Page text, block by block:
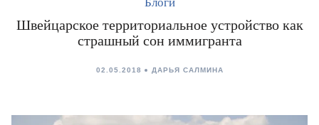
Швейцарское территориальное устройство как
страшный сон иммигранта
02.05.2018 ДАРЬЯ САЛМИНА